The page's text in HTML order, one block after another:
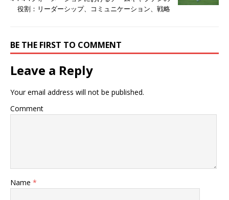
役割：リーダーシップ、コミュニケーション、戦略
BE THE FIRST TO COMMENT
Leave a Reply
Your email address will not be published.
Comment
Name *